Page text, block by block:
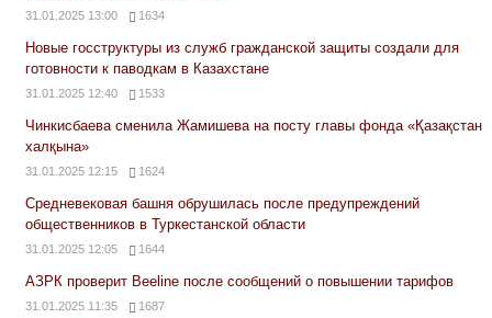
31.01.2025 13:00 1634
Новые госструктуры из служб гражданской защиты создали для
готовности к паводкам в Казахстане
31.01.2025 12:40 1533
Чинкисбаева сменила Жамишева на посту главы фонда «Қазақстан
халқына»
31.01.2025 12:15 1624
Средневековая башня обрушилась после предупреждений
общественников в Туркестанской области
31.01.2025 12:05 1644
АЗРК проверит Beeline после сообщений о повышении тарифов
31.01.2025 11:35 1687